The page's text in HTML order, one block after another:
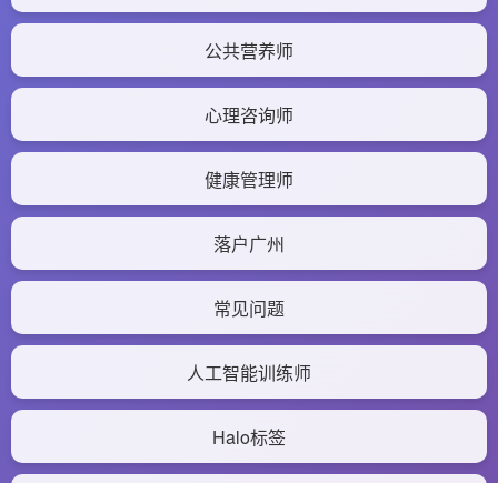
公共营养师
心理咨询师
健康管理师
落户广州
常见问题
人工智能训练师
Halo标签